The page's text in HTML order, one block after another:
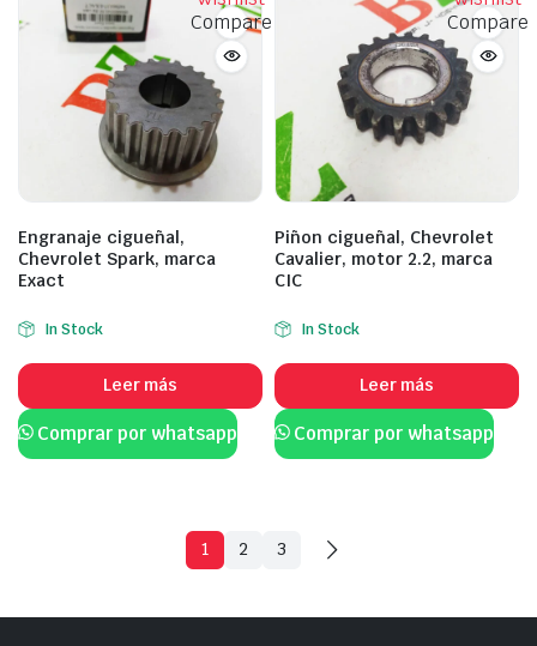
Compare
Engranaje cigueñal,
Chevrolet Spark, marca
Exact
In Stock
Leer más
Comprar por whatsapp
Compare
Piñon cigueñal, Chevrolet
Cavalier, motor 2.2, marca
CIC
In Stock
Leer más
Comprar por whatsapp
1 2 3